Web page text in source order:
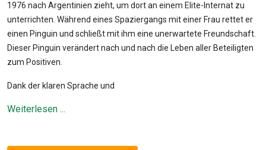
1976 nach Argentinien zieht, um dort an einem Elite-Internat zu
unterrichten. Während eines Spaziergangs mit einer Frau rettet er
einen Pinguin und schließt mit ihm eine unerwartete Freundschaft.
Dieser Pinguin verändert nach und nach die Leben aller Beteiligten
zum Positiven.
Dank der klaren Sprache und
Weiterlesen ...